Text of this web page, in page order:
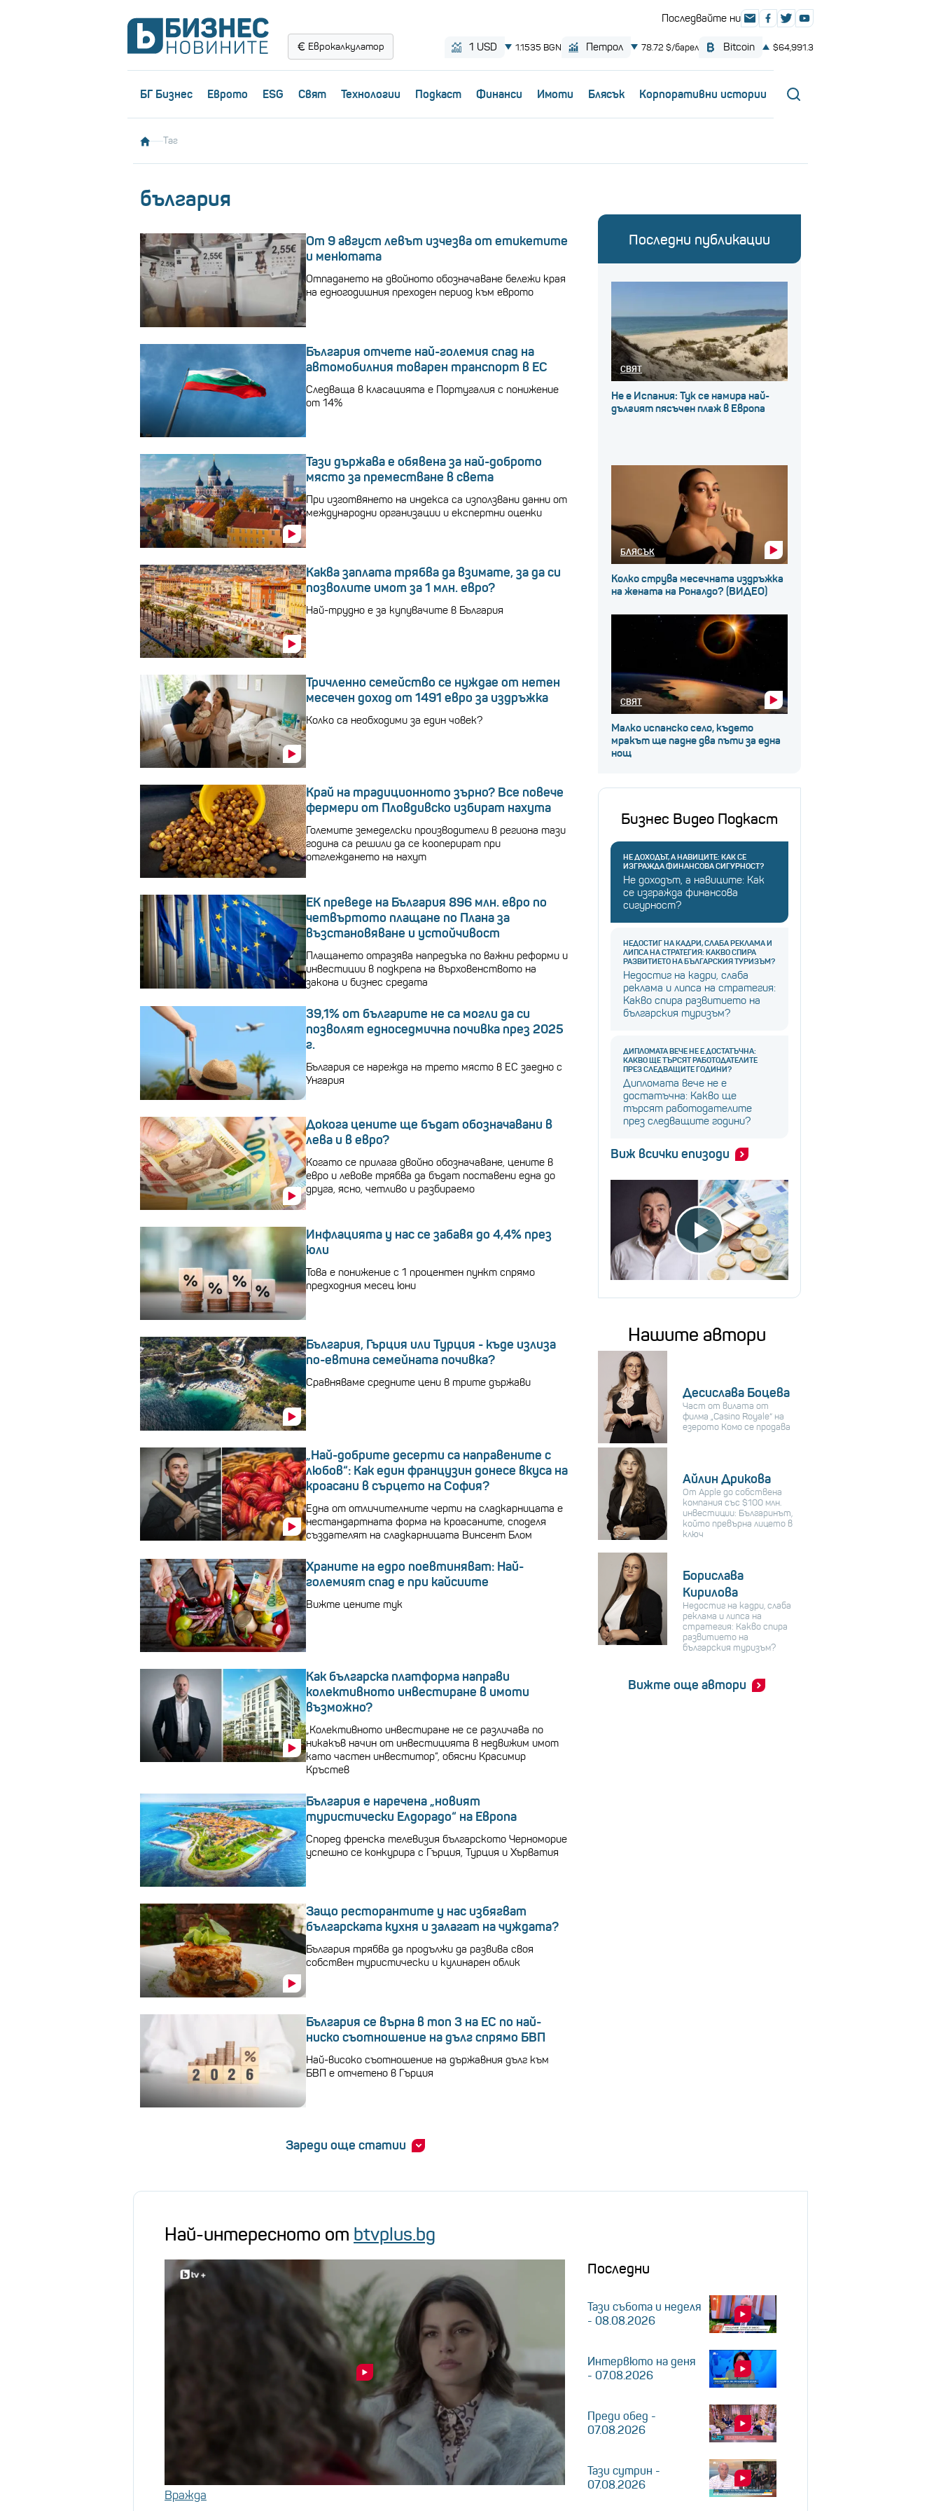
Еврокалкулатор
БГ Бизнес Еврото ESG Свят Технологии Пoдкаст Финанси Имоти Блясък Корпоративни истории
Таг
българия
От 9 август левът изчезва от етикетите
и менютата
Отпадането на двойното обозначаване бележи края
на едногодишния преходен период към еврото
България отчете най-големия спад на
автомобилния товарен транспорт в ЕС
Следваща в класацията е Португалия с понижение
от 14%
Тази държава е обявена за най-доброто
място за преместване в света
При изготвянето на индекса са използвани данни от
международни организации и експертни оценки
Каква заплата трябва да взимате, за да си
позволите имот за 1 млн. евро?
Най-трудно е за купувачите в България
Тричленно семейство се нуждае от нетен
месечен доход от 1491 евро за издръжка
Колко са необходими за един човек?
Край на традиционното зърно? Все повече
фермери от Пловдивско избират нахута
Големите земеделски производители в региона тази
година са решили да се кооперират при
отглеждането на нахут
EK преведе на България 896 млн. евро по
четвъртото плащане по Плана за
възстановяване и устойчивост
Плащането отразява напредъка по важни реформи и
инвестиции в подкрепа на върховенството на
закона и бизнес средата
39,1% от българите не са могли да си
позволят едноседмична почивка през 2025
г.
България се нарежда на трето място в ЕС заедно с
Унгария
Докога цените ще бъдат обозначавани в
лева и в евро?
Когато се прилага двойно обозначаване, цените в
евро и левове трябва да бъдат поставени една до
друга, ясно, четливо и разбираемо
Инфлацията у нас се забавя до 4,4% през
юли
Това е понижение с 1 процентен пункт спрямо
предходния месец юни
България, Гърция или Турция - къде излиза
по-евтина семейната почивка?
Сравняваме средните цени в трите държави
„Най-добрите десерти са направените с
любов“: Как един французин донесе вкуса на
кроасани в сърцето на София?
Една от отличителните черти на сладкарницата е
нестандартната форма на кроасаните, споделя
създателят на сладкарницата Винсент Блом
Храните на едро поевтиняват: Най-
големият спад е при кайсиите
Вижте цените тук
Как българска платформа направи
колективното инвестиране в имоти
възможно?
„Колективното инвестиране не се различава по
никакъв начин от инвестицията в недвижим имот
като частен инвеститор“, обясни Красимир
Кръстев
България е наречена „новият
туристически Елдорадо“ на Европа
Според френска телевизия българското Черноморие
успешно се конкурира с Гърция, Турция и Хърватия
Защо ресторантите у нас избягват
българската кухня и залагат на чуждата?
България трябва да продължи да развива своя
собствен туристически и кулинарен облик
България се върна в топ 3 на ЕС по най-
ниско съотношение на дълг спрямо БВП
Най-високо съотношение на държавния дълг към
БВП е отчетено в Гърция
Зареди още статии
Последни публикации
СВЯТ
Не е Испания: Тук се намира най-
дългият пясъчен плаж в Европа
БЛЯСЪК
Колко струва месечната издръжка
на жената на Роналдо? (ВИДЕО)
СВЯТ
Малко испанско село, където
мракът ще падне два пъти за една
нощ
Бизнес Видео Подкаст
НЕ ДОХОДЪТ, А НАВИЦИТЕ: КАК СЕ
ИЗГРАЖДА ФИНАНСОВА СИГУРНОСТ?
Не доходът, а навиците: Как
се изгражда финансова
сигурност?
НЕДОСТИГ НА КАДРИ, СЛАБА РЕКЛАМА И
ЛИПСА НА СТРАТЕГИЯ: КАКВО СПИРА
РАЗВИТИЕТО НА БЪЛГАРСКИЯ ТУРИЗЪМ?
Недостиг на кадри, слаба
реклама и липса на стратегия:
Какво спира развитието на
българския туризъм?
ДИПЛОМАТА ВЕЧЕ НЕ Е ДОСТАТЪЧНА:
КАКВО ЩЕ ТЪРСЯТ РАБОТОДАТЕЛИТЕ
ПРЕЗ СЛЕДВАЩИТЕ ГОДИНИ?
Дипломата вече не е
достатъчна: Какво ще
търсят работодателите
през следващите години?
Виж всички епизоди
Нашите автори
Десислава Боцева
Част от вилата от
филма „Casino Royale“ на
езерото Комо се продава
Айлин Дрикова
От Apple до собствена
компания със $100 млн.
инвестиции: Българинът,
който превърна лицето в
ключ
Борислава
Кирилова
Недостиг на кадри, слаба
реклама и липса на
стратегия: Какво спира
развитието на
българския туризъм?
Вижте още автори
Най-интересното от btvplus.bg
Вражда
Последни
Тази събота и неделя
- 08.08.2026
Интервюто на деня
- 07.08.2026
Преди обед -
07.08.2026
Тази сутрин -
07.08.2026